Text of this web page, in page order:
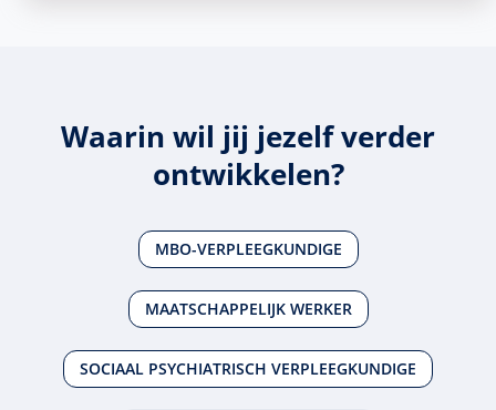
Waarin wil jij jezelf verder
ontwikkelen?
MBO-VERPLEEGKUNDIGE
MAATSCHAPPELIJK WERKER
SOCIAAL PSYCHIATRISCH VERPLEEGKUNDIGE